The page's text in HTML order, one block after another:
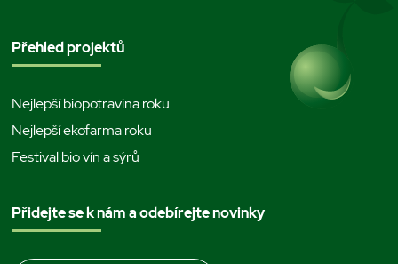
Přehled projektů
Nejlepší biopotravina roku
Nejlepší ekofarma roku
Festival bio vín a sýrů
Přidejte se k nám a odebírejte novinky